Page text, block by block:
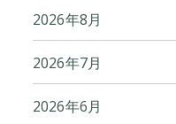
2026年8月
2026年7月
2026年6月